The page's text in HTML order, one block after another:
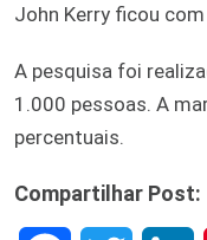
John Kerry ficou com
A pesquisa foi
1.000 pessoas. A
percentuais.
Compartilhar Post: